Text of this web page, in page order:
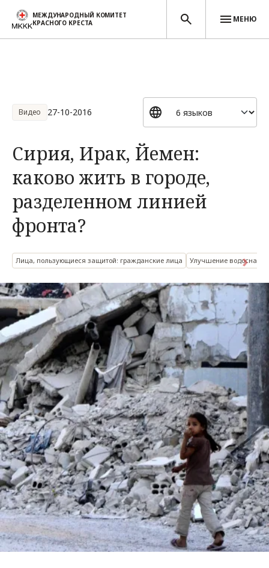
МЕЖДУНАРОДНЫЙ КОМИТЕТ
КРАСНОГО КРЕСТА
МЕНЮ
Видео 27-10-2016
Сирия, Ирак, Йемен:
каково жить в городе,
разделенном линией
фронта?
Лица, пользующиеся защитой: гражданские лица Улучшение